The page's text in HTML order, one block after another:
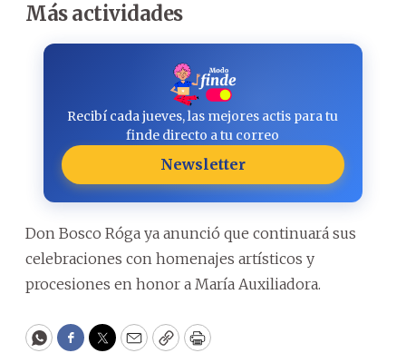
Más actividades
Recibí cada jueves, las mejores actis para tu
finde directo a tu correo
Newsletter
Don Bosco Róga ya anunció que continuará sus
celebraciones con homenajes artísticos y
procesiones en honor a María Auxiliadora.
WhatsApp
Facebook
Twitter
EmailCopyPrint